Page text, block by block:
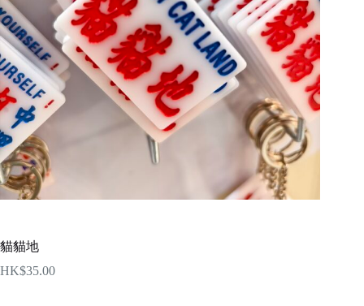
貓貓地
HK$35.00